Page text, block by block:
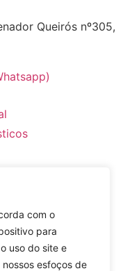
com o
para
uso do site e
esfoços de
Queirós nº305,